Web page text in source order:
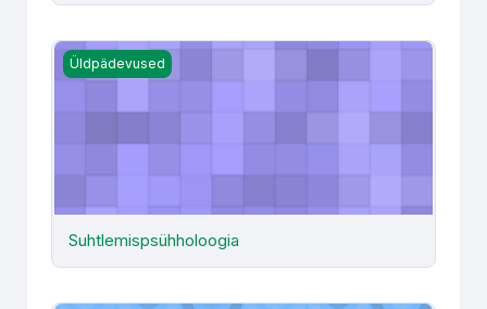
Suhtlemispsühholoogia
Üldpädevused
Suhtlemispsühholoogia